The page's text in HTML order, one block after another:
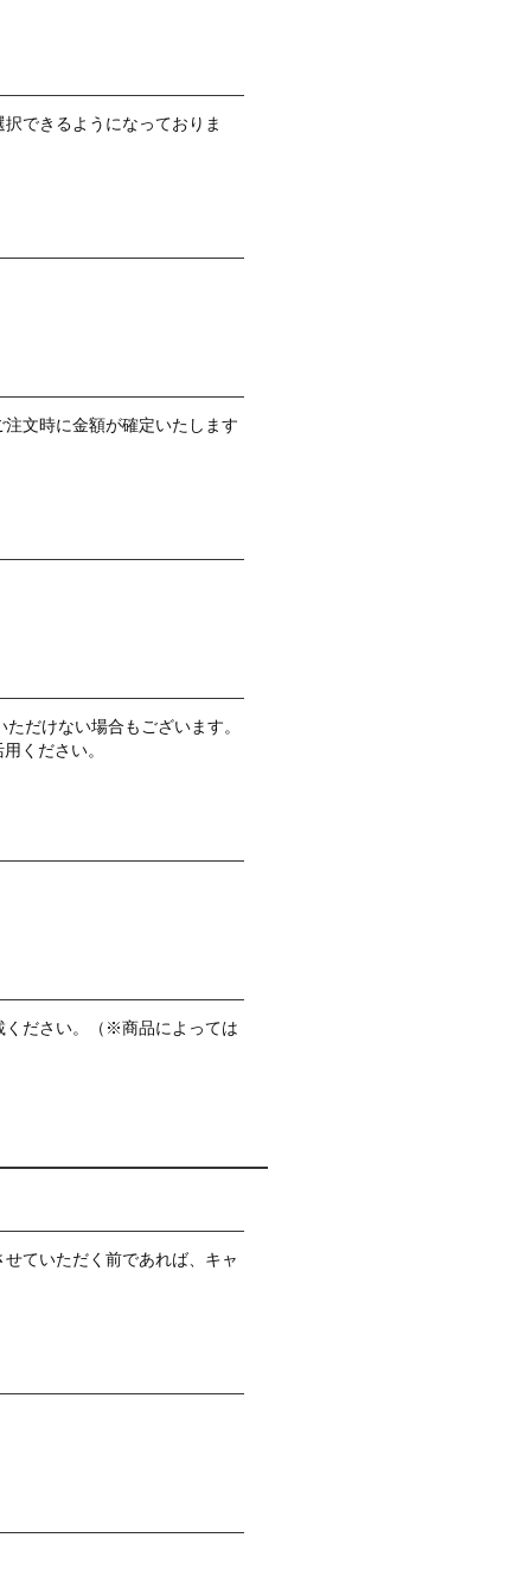
できるようになっておりま
文時に金額が確定いたします
だけない場合もございます。
ください。
ください。（※商品によっては
ていただく前であれば、キャ